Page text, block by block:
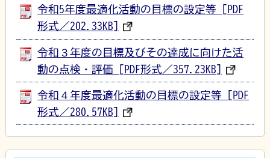
令和5年度最適化活動の目標の設定等 [PDF
形式／202.33KB]
令和３年度の目標及びその達成に向けた活
動の点検・評価 [PDF形式／357.23KB]
令和４年度最適化活動の目標の設定等 [PDF
形式／280.57KB]